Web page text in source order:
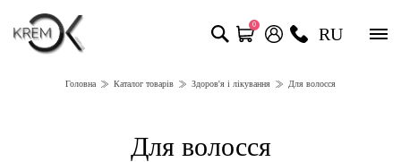
0 RU
Головна Каталог товарів Здоров'я і лікування Для волосся
Для волосся